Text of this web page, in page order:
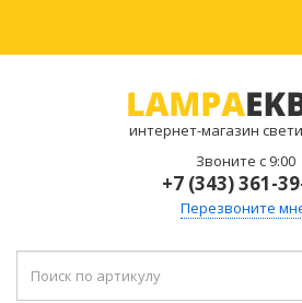
интернет-магазин
Звоните с 9:00
+7 (343) 361-
Перезвоните